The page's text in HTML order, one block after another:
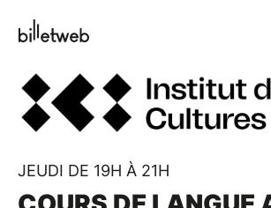
JEUDI DE 19H À 21H